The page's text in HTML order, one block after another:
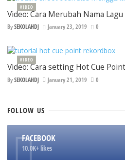
Video: Cara Merubah Nama
BySEKOLAHDJ January 23, 2019 0
VIDEO
Video: Cara setting Hot Cue
BySEKOLAHDJ January 21, 2019 0
VIDEO
FOLLOW US
FACEBOOK
10.0K+ likes